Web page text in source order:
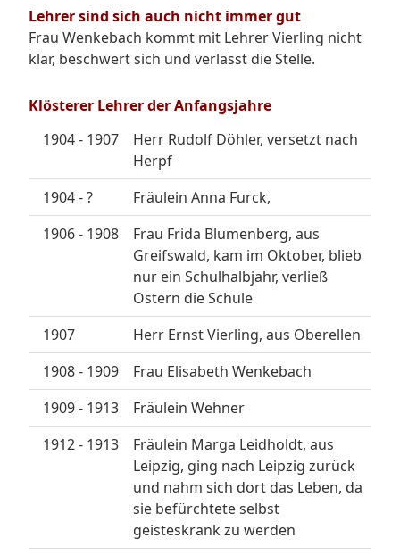
Lehrer sind sich auch nicht immer gut
Frau Wenkebach kommt mit Lehrer Vierling nicht
klar, beschwert sich und verlässt die Stelle.
Klösterer Lehrer der Anfangsjahre
1904 - 1907
Herr Rudolf Döhler, versetzt nach
Herpf
1904 - ?
Fräulein Anna Furck,
1906 - 1908
Frau Frida Blumenberg, aus
Greifswald, kam im Oktober, blieb
nur ein Schulhalbjahr, verließ
Ostern die Schule
1907
Herr Ernst Vierling, aus Oberellen
1908 - 1909
Frau Elisabeth Wenkebach
1909 - 1913
Fräulein Wehner
1912 - 1913
Fräulein Marga Leidholdt, aus
Leipzig, ging nach Leipzig zurück
und nahm sich dort das Leben, da
sie befürchtete selbst
geisteskrank zu werden